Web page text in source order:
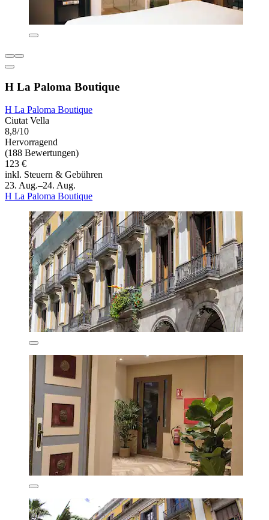
H La Paloma Boutique
H La Paloma Boutique
Ciutat Vella
8,8/10
Hervorragend
(188 Bewertungen)
123 €
inkl. Steuern & Gebühren
23. Aug.–24. Aug.
H La Paloma Boutique